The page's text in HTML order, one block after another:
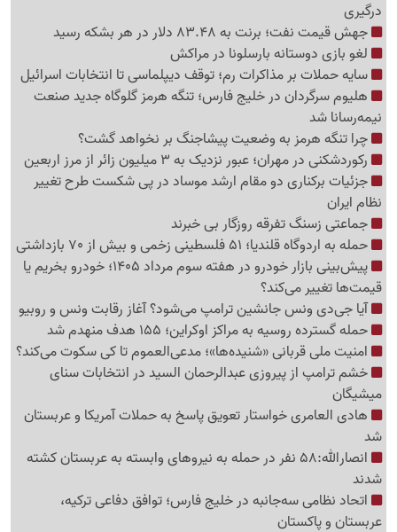
درگیری
جهش قیمت نفت؛ برنت به 83.48 دلار در هر بشکه رسید
لغو بازی دوستانه بارسلونا در مراکش
سایه حملات بر مذاکرات رم؛ توقف دیپلماسی تا انتخابات اسرائیل
هلیوم سرگردان در خلیج فارس؛ تنگه هرمز گلوگاه جدید صنعت
نیمه‌رسانا شد
چرا تنگه هرمز به وضعیت پیشاجنگ بر نخواهد گشت؟
رکوردشکنی در مهران؛ عبور نزدیک به 3 میلیون زائر از مرز اربعین
جزئیات برکناری دو مقام ارشد موساد در پی شکست طرح تغییر
نظام ایران
جماعتی زسنگ تفرقه روزگار بی خبرند
حمله به اردوگاه قلندیا؛ 51 فلسطینی زخمی و بیش از 70 بازداشتی
پیش‌بینی بازار خودرو در هفته سوم مرداد 1405؛ خودرو بخریم یا
قیمت‌ها تغییر می‌کند؟
آیا جی‌دی ونس جانشین ترامپ می‌شود؟ آغاز رقابت ونس و روبیو
حمله گسترده روسیه به مراکز اوکراین؛ 155 هدف منهدم شد
امنیت ملی قربانی «شنیده‌ها»؛ مدعی‌العموم تا کی سکوت می‌کند؟
خشم ترامپ از پیروزی عبدالرحمان السید در انتخابات سنای
میشیگان
هادی العامری خواستار تعویق پاسخ به حملات آمریکا و عربستان
شد
انصارالله:58 نفر در حمله به نیروهای وابسته به عربستان کشته
شدند
اتحاد نظامی سه‌جانبه در خلیج فارس؛ توافق دفاعی ترکیه،
عربستان و پاکستان